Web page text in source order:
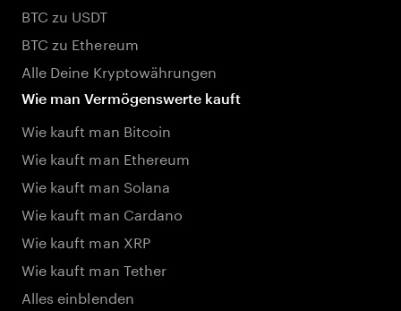
BTC zu USDT
BTC zu Ethereum
Alle Deine Kryptowährungen
Wie man Vermögenswerte kauft
Wie kauft man Bitcoin
Wie kauft man Ethereum
Wie kauft man Solana
Wie kauft man Cardano
Wie kauft man XRP
Wie kauft man Tether
Alles einblenden